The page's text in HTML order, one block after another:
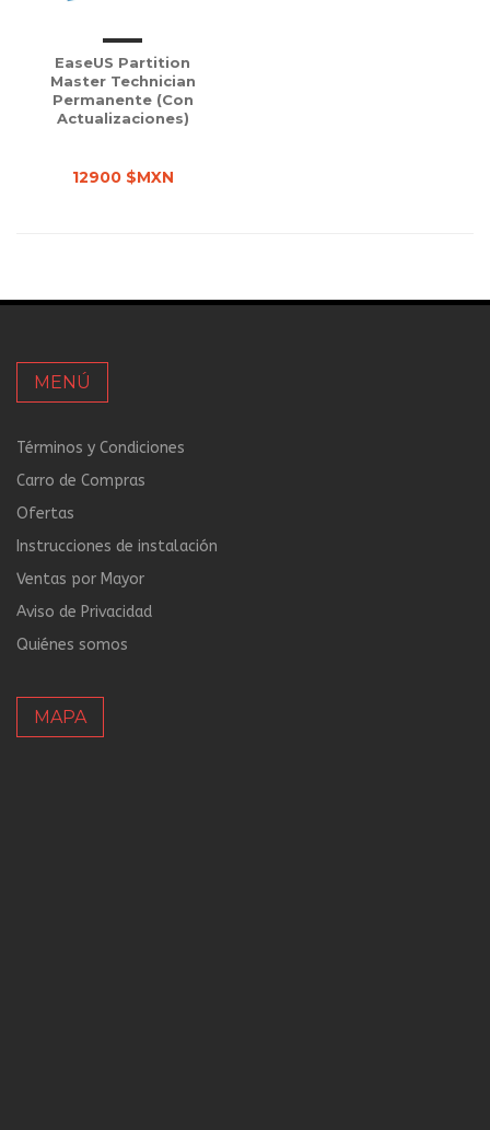
EaseUS Partition
Master Technician
Permanente (con
Actualizaciones)
12900 $MXN
MENÚ
Términos y Condiciones
Carro de Compras
Ofertas
Instrucciones de instalación
Ventas por Mayor
Aviso de Privacidad
Quiénes somos
MAPA